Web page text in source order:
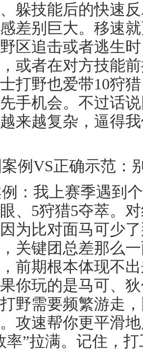
躲技能后的快速
差别巨大。移速
区追击或者逃生
或者在对方技能
打野也爱带10狩
手机会。不过话
来越复杂，逼得
例VS正确示范：
：我上赛季遇到
、5狩猎5夺萃。
为比对面马可少
关键团总差那么
前期根本体现不
你玩的是马可、
野需要频繁游走
攻速帮你更平滑
率”拉满。记住，